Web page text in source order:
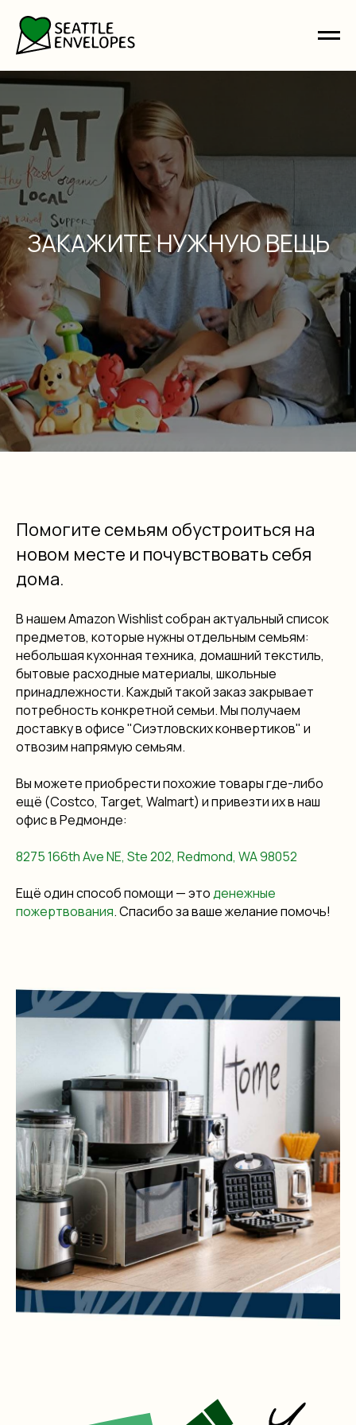
ЗАКАЖИТЕ НУЖНУЮ ВЕЩЬ
Помогите семьям обустроиться на
новом месте и почувствовать себя
дома.
В нашем Amazon Wishlist собран актуальный список
предметов, которые нужны отдельным семьям:
небольшая кухонная техника, домашний текстиль,
бытовые расходные материалы, школьные
принадлежности. Каждый такой заказ закрывает
потребность конкретной семьи. Мы получаем
доставку в офисе "Сиэтловских конвертиков" и
отвозим напрямую семьям.
Вы можете приобрести похожие товары где-либо
ещё (Costco, Target, Walmart) и привезти их в наш
офис в Редмонде:
8275 166th Ave NE, Ste 202, Redmond, WA 98052
Ещё один способ помощи — этоденежные
пожертвования. Спасибо за ваше желание помочь!